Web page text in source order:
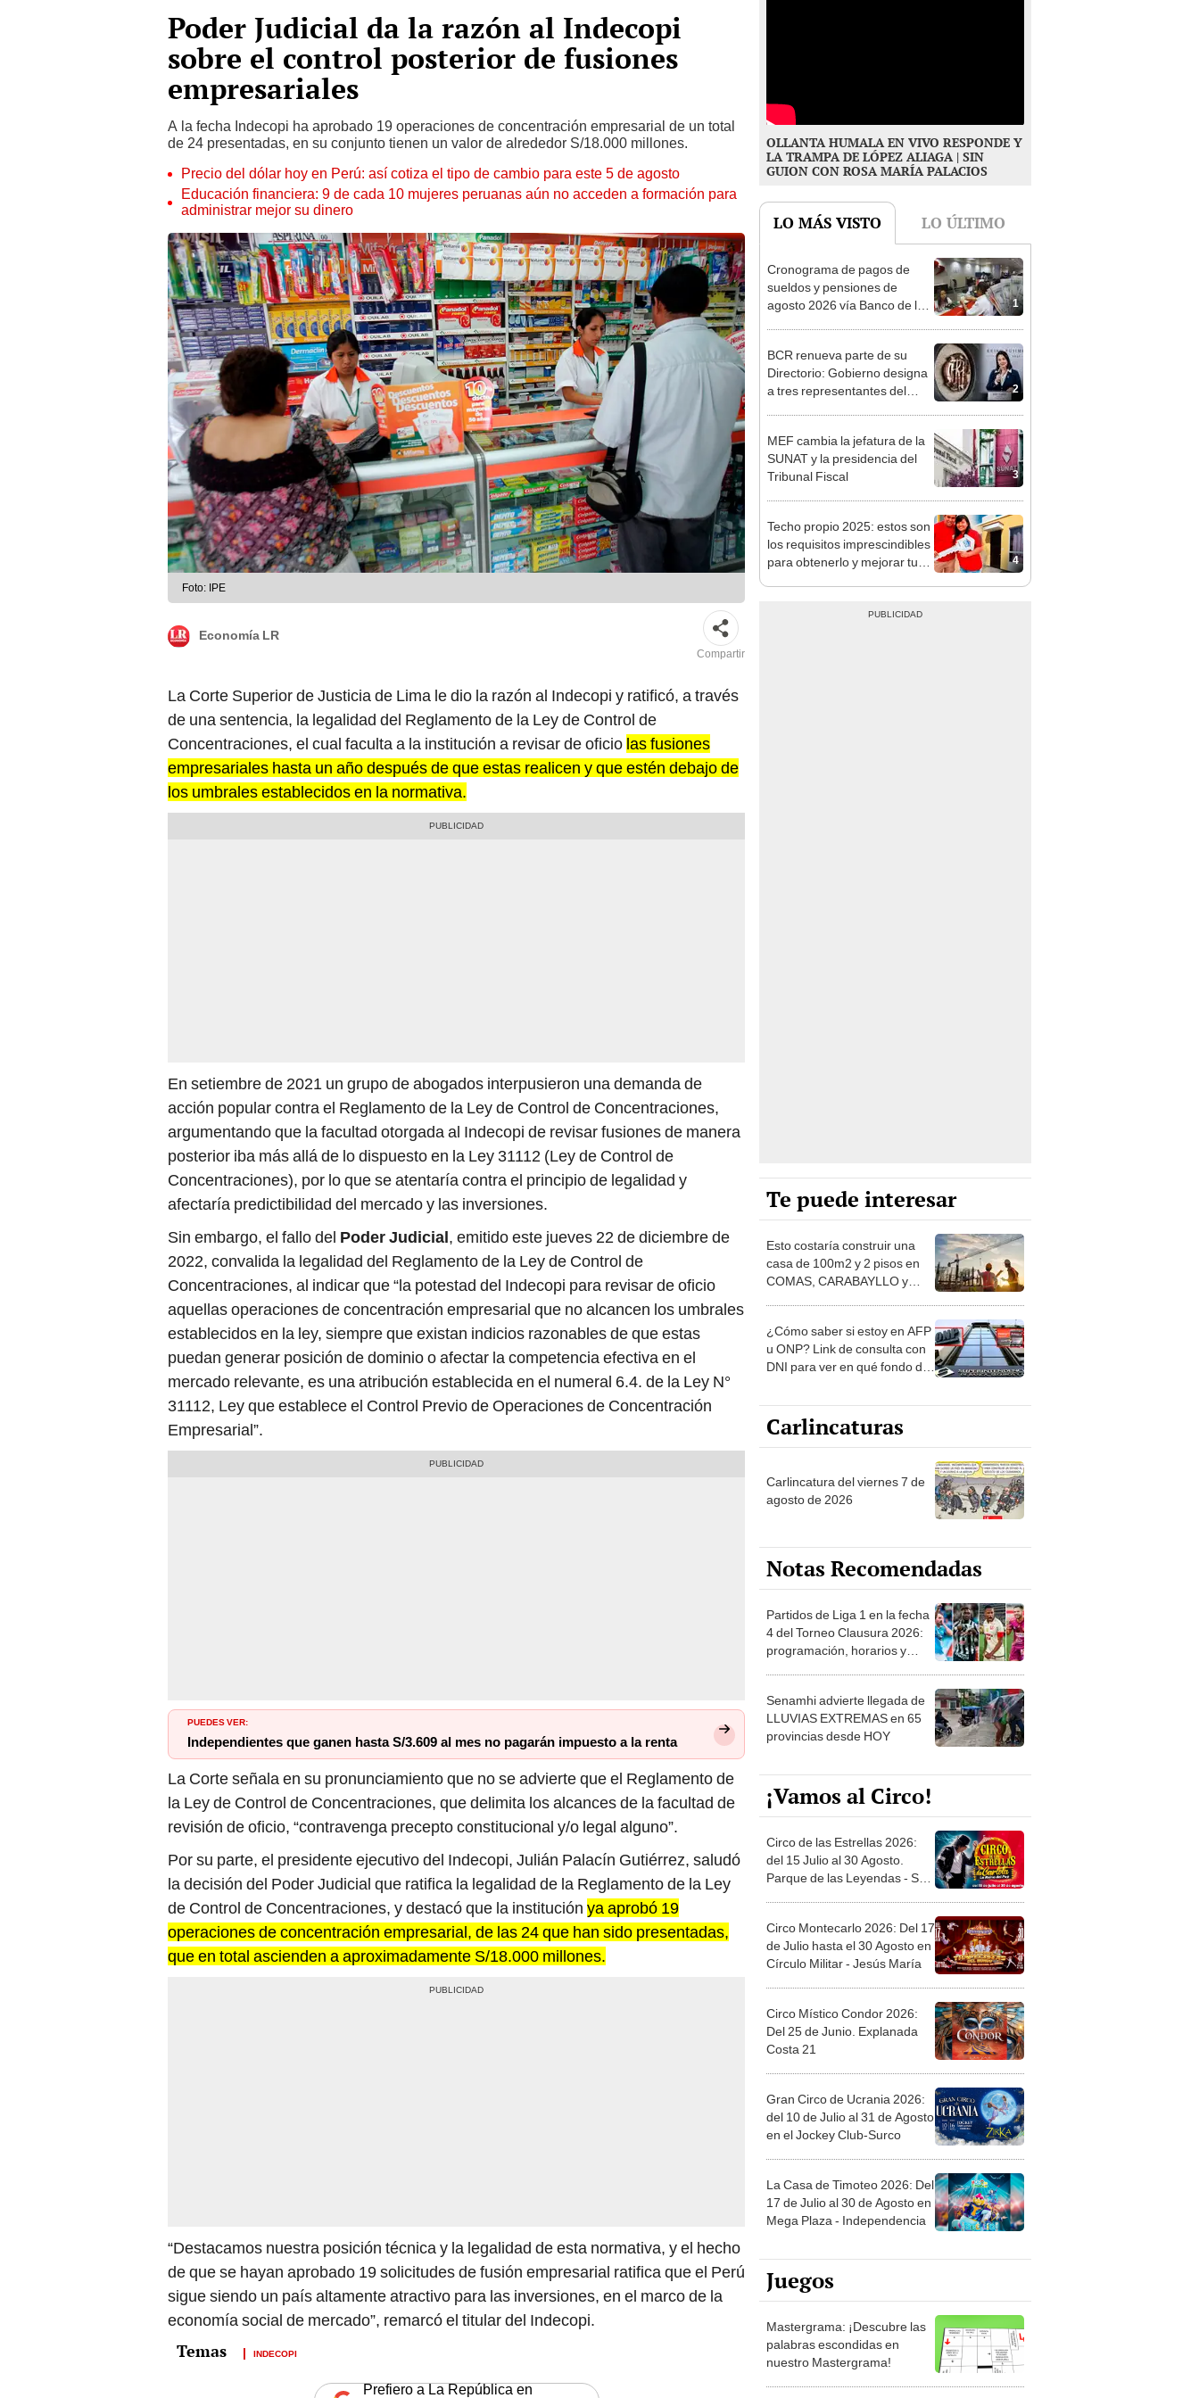
Poder Judicial da la razón al Indecopi
sobre el control posterior de fusiones
empresariales
A la fecha Indecopi ha aprobado 19 operaciones de concentración empresarial de un total
de 24 presentadas, en su conjunto tienen un valor de alrededor S/18.000 millones.
Precio del dólar hoy en Perú: así cotiza el tipo de cambio para este 5 de agosto
Educación financiera: 9 de cada 10 mujeres peruanas aún no acceden a formación para
administrar mejor su dinero
Foto: IPE
Economía LR
Compartir
La Corte Superior de Justicia de Lima le dio la razón al Indecopi y ratificó, a través
de una sentencia, la legalidad del Reglamento de la Ley de Control de
Concentraciones, el cual faculta a la institución a revisar de oficio las fusiones
empresariales hasta un año después de que estas realicen y que estén debajo de
los umbrales establecidos en la normativa.
En setiembre de 2021 un grupo de abogados interpusieron una demanda de
acción popular contra el Reglamento de la Ley de Control de Concentraciones,
argumentando que la facultad otorgada al Indecopi de revisar fusiones de manera
posterior iba más allá de lo dispuesto en la Ley 31112 (Ley de Control de
Concentraciones), por lo que se atentaría contra el principio de legalidad y
afectaría predictibilidad del mercado y las inversiones.
Sin embargo, el fallo del Poder Judicial, emitido este jueves 22 de diciembre de
2022, convalida la legalidad del Reglamento de la Ley de Control de
Concentraciones, al indicar que “la potestad del Indecopi para revisar de oficio
aquellas operaciones de concentración empresarial que no alcancen los umbrales
establecidos en la ley, siempre que existan indicios razonables de que estas
puedan generar posición de dominio o afectar la competencia efectiva en el
mercado relevante, es una atribución establecida en el numeral 6.4. de la Ley N°
31112, Ley que establece el Control Previo de Operaciones de Concentración
Empresarial”.
PUEDES VER:
Independientes que ganen hasta S/3.609 al mes no pagarán impuesto a la renta
La Corte señala en su pronunciamiento que no se advierte que el Reglamento de
la Ley de Control de Concentraciones, que delimita los alcances de la facultad de
revisión de oficio, “contravenga precepto constitucional y/o legal alguno”.
Por su parte, el presidente ejecutivo del Indecopi, Julián Palacín Gutiérrez, saludó
la decisión del Poder Judicial que ratifica la legalidad de la Reglamento de la Ley
de Control de Concentraciones, y destacó que la institución ya aprobó 19
operaciones de concentración empresarial, de las 24 que han sido presentadas,
que en total ascienden a aproximadamente S/18.000 millones.
“Destacamos nuestra posición técnica y la legalidad de esta normativa, y el hecho
de que se hayan aprobado 19 solicitudes de fusión empresarial ratifica que el Perú
sigue siendo un país altamente atractivo para las inversiones, en el marco de la
economía social de mercado”, remarcó el titular del Indecopi.
INDECOPI
Prefiero a La República en
OLLANTA HUMALA EN VIVO RESPONDE Y
LA TRAMPA DE LÓPEZ ALIAGA | SIN
GUION CON ROSA MARÍA PALACIOS
LO MÁS VISTO LO ÚLTIMO
1
Cronograma de pagos de
sueldos y pensiones de
agosto 2026 vía Banco de la
2
BCR renueva parte de su
Directorio: Gobierno designa
a tres representantes del
3
MEF cambia la jefatura de la
SUNAT y la presidencia del
Tribunal Fiscal
4
Techo propio 2025: estos son
los requisitos imprescindibles
para obtenerlo y mejorar tu
Te puede interesar
Esto costaría construir una
casa de 100m2 y 2 pisos en
COMAS, CARABAYLLO y
¿Cómo saber si estoy en AFP
u ONP? Link de consulta con
DNI para ver en qué fondo de
Carlincaturas
Carlincatura del viernes 7 de
agosto de 2026
Notas Recomendadas
Partidos de Liga 1 en la fecha
4 del Torneo Clausura 2026:
programación, horarios y
Senamhi advierte llegada de
LLUVIAS EXTREMAS en 65
provincias desde HOY
¡Vamos al Circo!
Circo de las Estrellas 2026:
del 15 Julio al 30 Agosto.
Parque de las Leyendas - San
Circo Montecarlo 2026: Del 17
de Julio hasta el 30 Agosto en
Círculo Militar - Jesús María
Circo Místico Condor 2026:
Del 25 de Junio. Explanada
Costa 21
Gran Circo de Ucrania 2026:
del 10 de Julio al 31 de Agosto
en el Jockey Club-Surco
La Casa de Timoteo 2026: Del
17 de Julio al 30 de Agosto en
Mega Plaza - Independencia
Juegos
Mastergrama: ¡Descubre las
palabras escondidas en
nuestro Mastergrama!